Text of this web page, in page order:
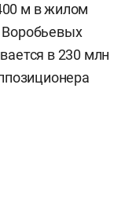
м в жилом
в 230 млн